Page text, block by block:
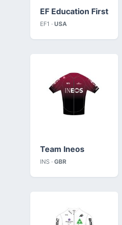
EF Education First
EF1 · USA
Team Ineos
INS · GBR